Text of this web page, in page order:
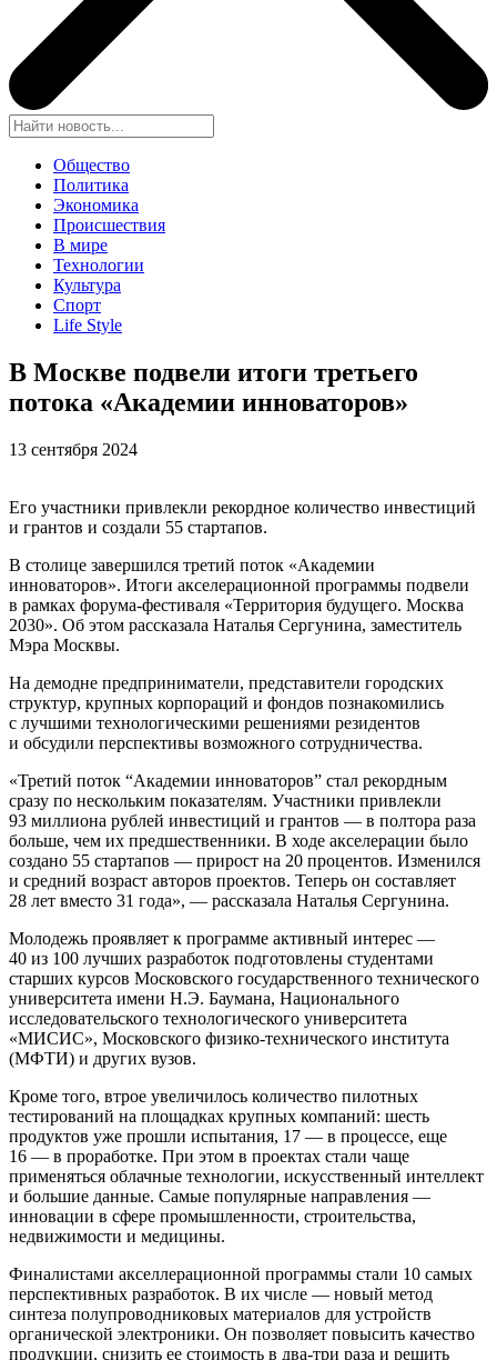
Общество
Политика
Экономика
Происшествия
В мире
Технологии
Культура
Спорт
Life Style
В Москве подвели итоги третьего
потока «Академии инноваторов»
13 сентября 2024
Его участники привлекли рекордное количество инвестиций
и грантов и создали 55 стартапов.
В столице завершился третий поток «Академии
инноваторов». Итоги акселерационной программы подвели
в рамках форума-фестиваля «Территория будущего. Москва
2030». Об этом рассказала Наталья Сергунина, заместитель
Мэра Москвы.
На демодне предприниматели, представители городских
структур, крупных корпораций и фондов познакомились
с лучшими технологическими решениями резидентов
и обсудили перспективы возможного сотрудничества.
«Третий поток “Академии инноваторов” стал рекордным
сразу по нескольким показателям. Участники привлекли
93 миллиона рублей инвестиций и грантов — в полтора раза
больше, чем их предшественники. В ходе акселерации было
создано 55 стартапов — прирост на 20 процентов. Изменился
и средний возраст авторов проектов. Теперь он составляет
28 лет вместо 31 года», — рассказала Наталья Сергунина.
Молодежь проявляет к программе активный интерес —
40 из 100 лучших разработок подготовлены студентами
старших курсов Московского государственного технического
университета имени Н.Э. Баумана, Национального
исследовательского технологического университета
«МИСИС», Московского физико-технического института
(МФТИ) и других вузов.
Кроме того, втрое увеличилось количество пилотных
тестирований на площадках крупных компаний: шесть
продуктов уже прошли испытания, 17 — в процессе, еще
16 — в проработке. При этом в проектах стали чаще
применяться облачные технологии, искусственный интеллект
и большие данные. Самые популярные направления —
инновации в сфере промышленности, строительства,
недвижимости и медицины.
Финалистами акселлерационной программы стали 10 самых
перспективных разработок. В их числе — новый метод
синтеза полупроводниковых материалов для устройств
органической электроники. Он позволяет повысить качество
продукции, снизить ее стоимость в два-три раза и решить